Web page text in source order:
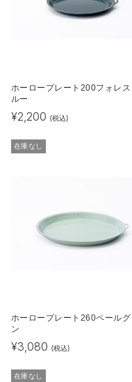
ホーロープレート200フォレ
ルー
¥2,200 (税込)
在庫なし
ホーロープレート260ペールグ
ン
¥3,080 (税込)
在庫なし